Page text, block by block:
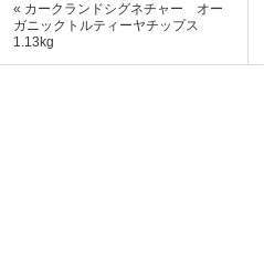
« カークランドシグネチャー オー
ガニックトルティーヤチップス
1.13kg